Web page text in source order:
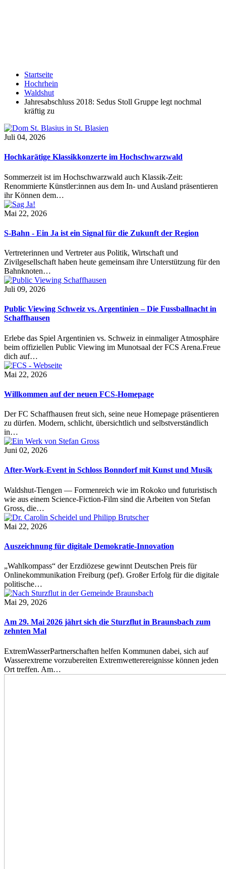
Startseite
Hochrhein
Waldshut
Jahresabschluss 2018: Sedus Stoll Gruppe legt nochmal
kräftig zu
Juli 04, 2026
Hochkarätige Klassikkonzerte im Hochschwarzwald
Sommerzeit ist im Hochschwarzwald auch Klassik-Zeit:
Renommierte Künstler:innen aus dem In- und Ausland präsentieren
ihr Können dem…
Mai 22, 2026
S-Bahn - Ein Ja ist ein Signal für die Zukunft der Region
Vertreterinnen und Vertreter aus Politik, Wirtschaft und
Zivilgesellschaft haben heute gemeinsam ihre Unterstützung für den
Bahnknoten…
Juli 09, 2026
Public Viewing Schweiz vs. Argentinien – Die Fussballnacht in
Schaffhausen
Erlebe das Spiel Argentinien vs. Schweiz in einmaliger Atmosphäre
beim offiziellen Public Viewing im Munotsaal der FCS Arena.Freue
dich auf…
Mai 22, 2026
Willkommen auf der neuen FCS-Homepage
Der FC Schaffhausen freut sich, seine neue Homepage präsentieren
zu dürfen. Modern, schlicht, übersichtlich und selbstverständlich
in…
Juni 02, 2026
After-Work-Event in Schloss Bonndorf mit Kunst und Musik
Waldshut-Tiengen — Formenreich wie im Rokoko und futuristisch
wie aus einem Science-Fiction-Film sind die Arbeiten von Stefan
Gross, die…
Mai 22, 2026
Auszeichnung für digitale Demokratie-Innovation
„Wahlkompass“ der Erzdiözese gewinnt Deutschen Preis für
Onlinekommunikation Freiburg (pef). Großer Erfolg für die digitale
politische…
Mai 29, 2026
Am 29. Mai 2026 jährt sich die Sturzflut in Braunsbach zum
zehnten Mal
ExtremWasserPartnerschaften helfen Kommunen dabei, sich auf
Wasserextreme vorzubereiten Extremwetterereignisse können jeden
Ort treffen. Am…